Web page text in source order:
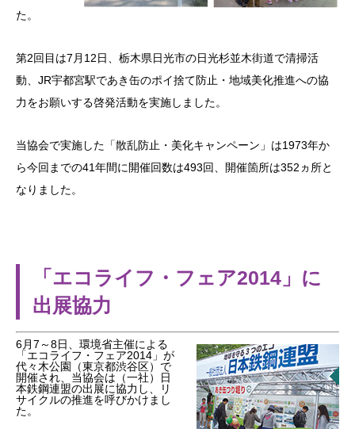
た。
第2回目は7月12日、栃木県日光市の日光杉並木街道で清掃活
動、JR宇都宮駅であき缶のポイ捨て防止・地域美化推進への協
力をお願いする啓発活動を実施しました。
当協会で実施した「散乱防止・美化キャンペーン」は1973年か
ら今回までの41年間に開催回数は493回、開催箇所は352ヵ所と
なりました。
「エコライフ・フェア2014」に
出展協力
6月7～8日、環境省主催による
「エコライフ・フェア2014」が
代々木公園（東京都渋谷区）で
開催され、当協会は（一社）日
本鉄鋼連盟の出展に協力し、リ
サイクルの推進を呼びかけまし
た。